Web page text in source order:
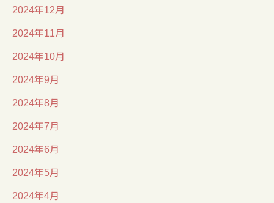
2024年12月
2024年11月
2024年10月
2024年9月
2024年8月
2024年7月
2024年6月
2024年5月
2024年4月